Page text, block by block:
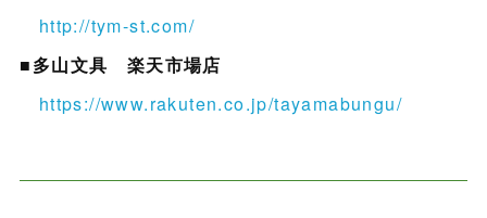
http://tym-st.com/
■多山文具 楽天市場店
https://www.rakuten.co.jp/tayamabungu/